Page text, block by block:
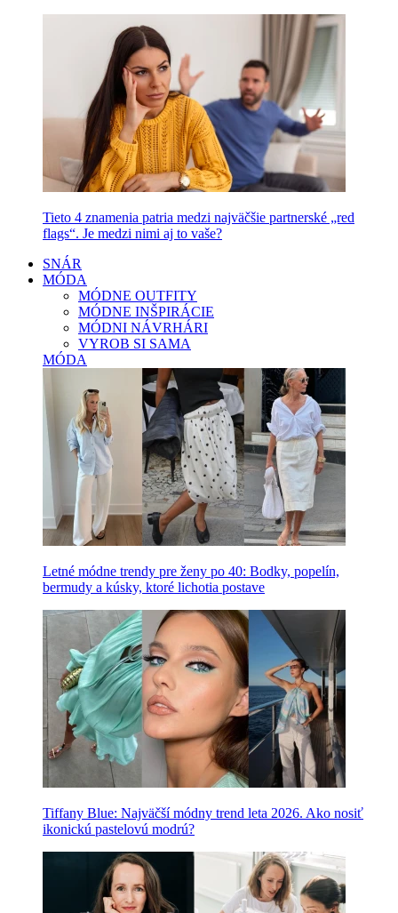
Tieto 4 znamenia patria medzi najväčšie partnerské „red
flags“. Je medzi nimi aj to vaše?
SNÁR
MÓDA
MÓDNE OUTFITY
MÓDNE INŠPIRÁCIE
MÓDNI NÁVRHÁRI
VYROB SI SAMA
MÓDA
Letné módne trendy pre ženy po 40: Bodky, popelín,
bermudy a kúsky, ktoré lichotia postave
Tiffany Blue: Najväčší módny trend leta 2026. Ako nosiť
ikonickú pastelovú modrú?